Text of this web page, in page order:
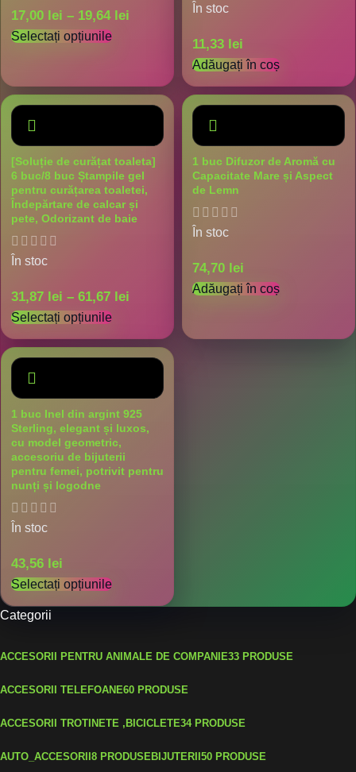
17,00 lei – 19,64 lei
Selectați opțiunile
În stoc
11,33 lei
Adăugați în coș
[Soluție de curățat toaleta]
6 buc/8 buc Ștampile gel
pentru curățarea toaletei,
Îndepărtare de calcar și
pete, Odorizant de baie
În stoc
31,87 lei – 61,67 lei
Selectați opțiunile
1 buc Difuzor de Aromă cu
Capacitate Mare și Aspect
de Lemn
În stoc
74,70 lei
Adăugați în coș
1 buc Inel din argint 925
Sterling, elegant și luxos,
cu model geometric,
accesoriu de bijuterii
pentru femei, potrivit pentru
nunți și logodne
În stoc
43,56 lei
Selectați opțiunile
Categorii
ACCESORII PENTRU ANIMALE DE COMPANIE33 PRODUSE
ACCESORII TELEFOANE60 PRODUSE
ACCESORII TROTINETE ,BICICLETE34 PRODUSE
AUTO_ACCESORII 8 PRODUSEBIJUTERII 50 PRODUSE